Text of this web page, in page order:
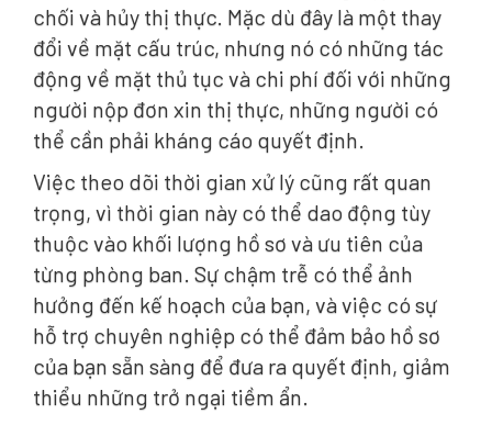
chối và hủy thị thực. Mặc dù đây là một thay
đổi về mặt cấu trúc, nhưng nó có những tác
động về mặt thủ tục và chi phí đối với những
người nộp đơn xin thị thực, những người có
thể cần phải kháng cáo quyết định.
Việc theo dõi thời gian xử lý cũng rất quan
trọng, vì thời gian này có thể dao động tùy
thuộc vào khối lượng hồ sơ và ưu tiên của
từng phòng ban. Sự chậm trễ có thể ảnh
hưởng đến kế hoạch của bạn, và việc có sự
hỗ trợ chuyên nghiệp có thể đảm bảo hồ sơ
của bạn sẵn sàng để đưa ra quyết định, giảm
thiểu những trở ngại tiềm ẩn.